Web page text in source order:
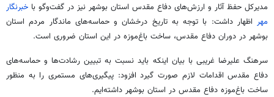
مدیرکل حفظ آثار و ارزش‌های دفاع مقدس استان بوشهر نیز در گفت‌وگو با خبرنگار
مهر اظهار داشت: با توجه به تاریخ درخشان و حماسه‌های ماندگار مردم استان
بوشهر در دوران دفاع مقدس، ساخت باغ‌موزه در این استان ضروری است.
سرهنگ علیرضا غریبی با بیان اینکه باید نسبت به تبیین رشادت‌ها و حماسه‌های
دفاع مقدس اقدامات لازم صورت گیرد افزود: پیگیری‌های مستمری را به منظور
ساخت باغ‌موزه دفاع مقدس در استان بوشهر داشته‌ایم.